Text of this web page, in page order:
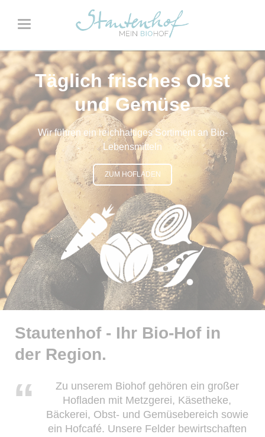
Täglich frisches Obst
und Gemüse
Wir führen ein reichhaltiges Sortiment an Bio-
Lebensmitteln
ZUM HOFLADEN
Stautenhof - Ihr Bio-Hof in
der Region.
Zu unserem Biohof gehören ein großer
Hofladen mit Metzgerei, Käsetheke,
Bäckerei, Obst- und Gemüsebereich sowie
ein Hofcafé. Unsere Felder bewirtschaften